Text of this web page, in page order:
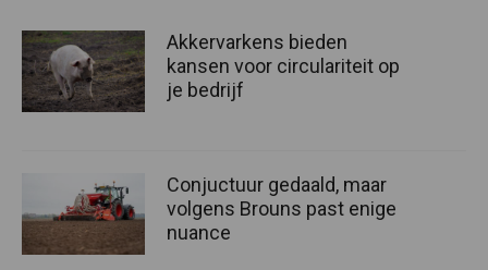
Akkervarkens bieden
kansen voor circulariteit op
je bedrijf
Conjuctuur gedaald, maar
volgens Brouns past enige
nuance